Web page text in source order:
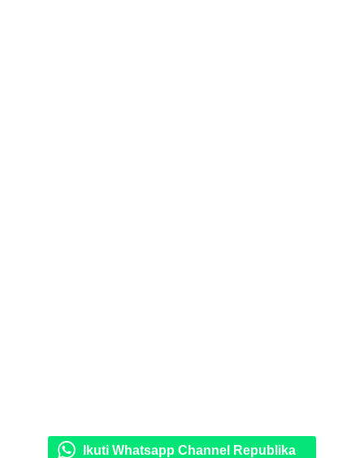
Ikuti Whatsapp Channel Republika